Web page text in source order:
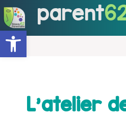
Ouvrir la barre d’outils
parent
L’atelier